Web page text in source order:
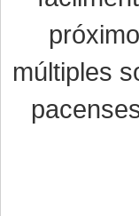
múltiples